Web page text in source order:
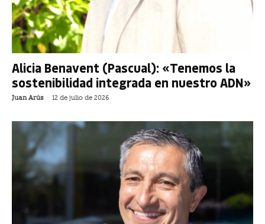
Alicia Benavent (Pascual): «Tenemos la
sostenibilidad integrada en nuestro ADN»
Juan Arús - 12 de julio de 2026